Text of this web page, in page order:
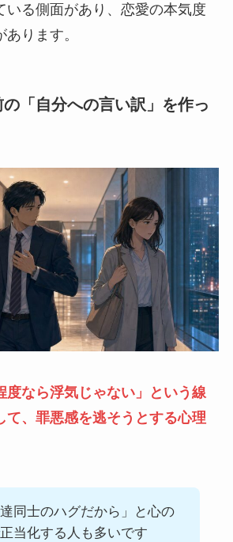
いる側面があり、恋愛の本気度
ります。
「自分への言い訳」を作っ
度なら浮気じゃない」という線
て、罪悪感を逃そうとする心理
達同士のハグだから」と心の
当化する人も多いです